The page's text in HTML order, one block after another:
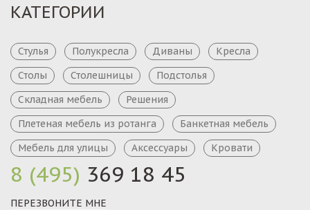
8 (495) 369 18 45
ПЕРЕЗВОНИТЕ МНЕ
КАТЕГОРИИ
Стулья Полукресла Диваны
Кресла
Столы
Столешницы
Подстолья
Складная мебель
Решения
Плетеная мебель из ротанга
Банкетная мебель
Мебель для улицы
Аксессуары Кровати